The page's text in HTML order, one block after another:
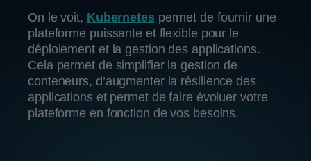
On le voit, Kubernetes permet de fournir une
plateforme puissante et flexible pour le
déploiement et la gestion des applications.
Cela permet de simplifier la gestion de
conteneurs, d’augmenter la résilience des
applications et permet de faire évoluer votre
plateforme en fonction de vos besoins.